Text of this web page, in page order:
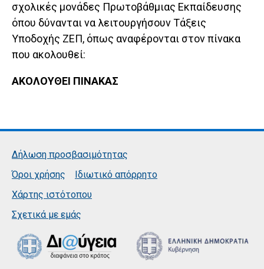
σχολικές μονάδες Πρωτοβάθμιας Εκπαίδευσης
όπου δύνανται να λειτουργήσουν Τάξεις
Υποδοχής ΖΕΠ, όπως αναφέρονται στον πίνακα
που ακολουθεί:
ΑΚΟΛΟΥΘΕΙ ΠΙΝΑΚΑΣ
Δήλωση προσβασιμότητας
Όροι χρήσης
Ιδιωτικό απόρρητο
Χάρτης ιστότοπου
Σχετικά με εμάς